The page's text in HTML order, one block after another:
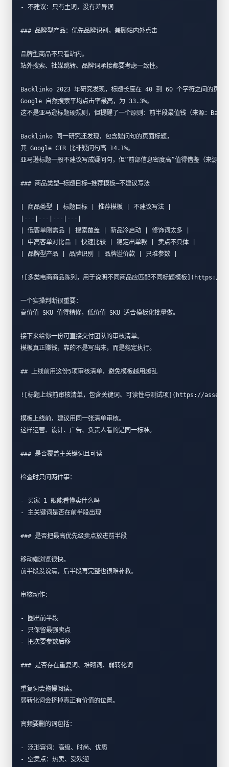
- 不建议：只有主词，没有差异词
### 品牌型产品：优先品牌识别，兼顾站内外点击
品牌型商品不只看站内。
站外搜索、社媒跳转、品牌词承接都要考虑一致性。
Backlinko 2023 年研究发现，标题长度在 40 到 60 个字符之间的页
Google 自然搜索平均点击率最高，为 33.3%。
这不是亚马逊标题硬规则，但提醒了一个原则：前半段最值钱（来源：
Backlinko 同一研究还发现，包含疑问句的页面标题，
其 Google CTR 比非疑问句高 14.1%。
亚马逊标题一般不建议写成疑问句，但“前部信息密度高”值得借鉴（来源
### 商品类型—标题目标—推荐模板—不建议写法
| 商品类型 | 标题目标 | 推荐模板 | 不建议写法 |
|---|---|---|---|
| 低客单刚需品 | 搜索覆盖 | 新品冷启动 | 修饰词太多 |
| 中高客单对比品 | 快速比较 | 稳定出单款 | 卖点不具体 |
| 品牌型产品 | 品牌识别 | 品牌溢价款 | 只堆参数 |
![多类电商商品陈列，用于说明不同商品应匹配不同标题模板
一个实操判断很重要：
高价值 SKU 值得精修，低价值 SKU 适合模板化批量做。
接下来给你一份可直接交付团队的审核清单。
模板真正赚钱，靠的不是写出来，而是稳定执行。
## 上线前用这份5项审核清单，避免模板越用越乱
![标题上线前审核清单，包含关键词、可读性与测试项](https://
模板上线前，建议用同一张清单审核。
这样运营、设计、广告、负责人看的是同一标准。
### 是否覆盖主关键词且可读
检查时只问两件事：
- 买家 1 眼能看懂卖什么吗
- 主关键词是否在前半段出现
### 是否把最高优先级卖点放进前半段
移动端浏览很快。
前半段没说清，后半段再完整也很难补救。
审核动作：
- 圈出前半段
- 只保留最强卖点
- 把次要参数后移
### 是否存在重复词、堆砌词、弱转化词
重复词会拖慢阅读。
弱转化词会挤掉真正有价值的位置。
高频要删的词包括：
- 泛形容词：高级、时尚、优质
- 空卖点：热卖、受欢迎